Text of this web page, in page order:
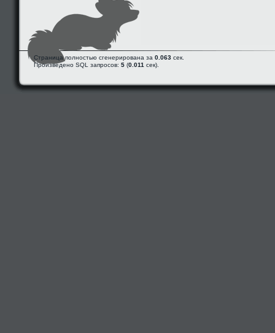
Страница полностью сгенерирована за 0.063 сек.
Произведено SQL запросов: 5 (0.011 сек).